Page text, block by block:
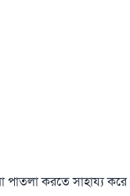
পাতলা করতে সাহায্য